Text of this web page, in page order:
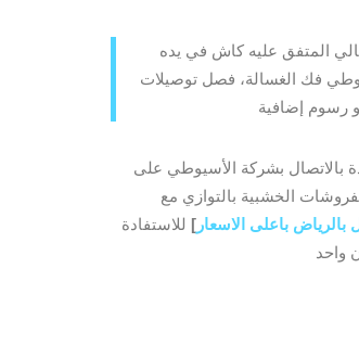
المتفق عليه كاش في يده
فك الغسالة، فصل توصيلات
بالاتصال بشركة الأسيوطي على
الخشبية بالتوازي مع
باعلى الاسعار] للاستفادة